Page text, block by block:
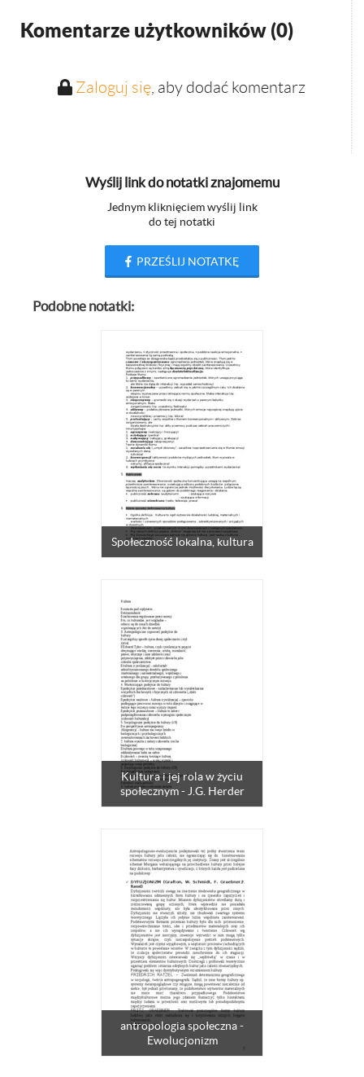
Komentarze użytkowników (0)
Zaloguj się, aby dodać komentarz
Wyślij link do notatki znajomemu
Jednym kliknięciem wyślij link
do tej notatki
PRZEŚLIJ NOTATKĘ
Podobne notatki:
Społeczność lokalna, kultura
Kultura i jej rola w życiu
społecznym - J.G. Herder
antropologia społeczna -
Ewolucjonizm